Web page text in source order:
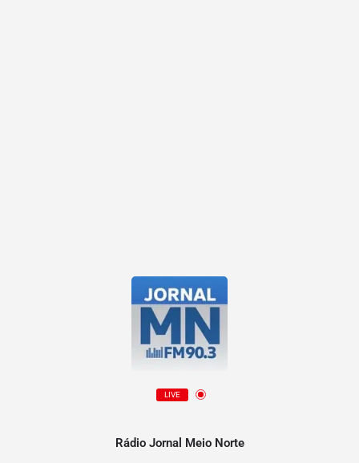
LIVE
Rádio Jornal Meio Norte